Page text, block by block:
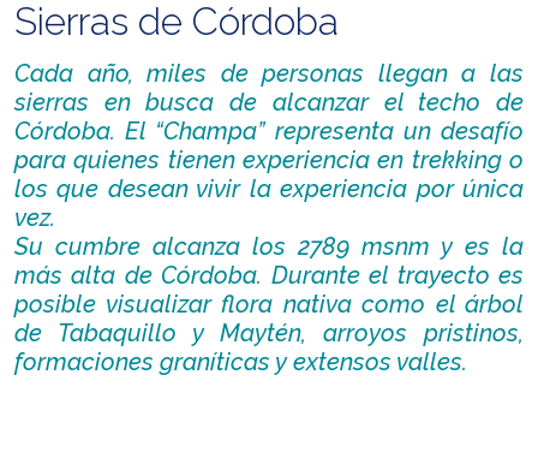
Sierras de Córdoba
Cada año, miles de personas llegan a las
sierras en busca de alcanzar el techo de
Córdoba. El “Champa” representa un desafío
para quienes tienen experiencia en trekking o
los que desean vivir la experiencia por única
vez.
Su cumbre alcanza los 2789 msnm y es la
más alta de Córdoba. Durante el trayecto es
posible visualizar flora nativa como el árbol
de Tabaquillo y Maytén, arroyos pristinos,
formaciones graníticas y extensos valles.